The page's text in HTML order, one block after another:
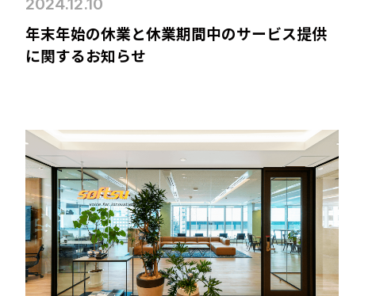
2024.12.10
年末年始の休業と休業期間中のサービス提供
に関するお知らせ